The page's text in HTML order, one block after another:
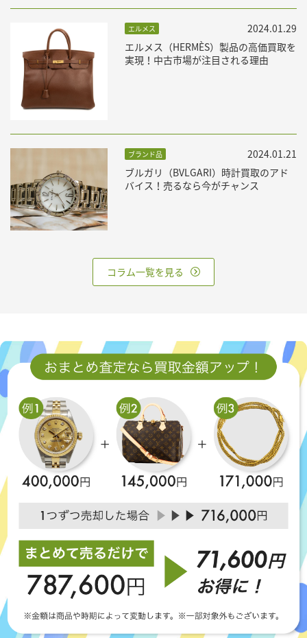
エルメス
エルメス（HERMÈS）製品の高価買取を
実現！中古市場が注目される理由
2024.01.29
ブランド品
ブルガリ（BVLGARI）時計買取のアド
バイス！売るなら今がチャンス
2024.01.21
コラム一覧を見る